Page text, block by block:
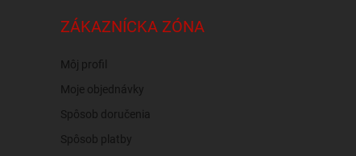
ZÁKAZNÍCKA ZÓNA
Môj profil
Moje objednávky
Spôsob doručenia
Spôsob platby